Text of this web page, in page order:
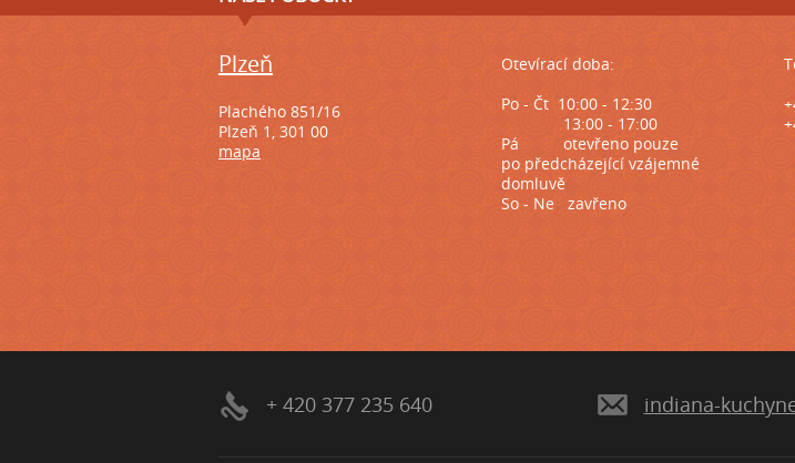
Plzeň
Plachého 851/16
Plzeň 1, 301 00
mapa
Otevírací doba:
Po - Čt 10:00 - 12:30
13:00 - 17:00
Pá otevřeno pouze
po předcházející vzájemné
domluvě
So - Ne zavřeno
+ 420 377 235 640 indiana-